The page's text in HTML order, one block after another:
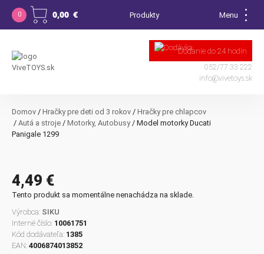
Dodanie do 24 hodín
052/77 33 222
info@vivetoys.sk
0 0,00 € Produkty
Domov / Hračky pre deti od 3 rokov / Hračky pre chlapcov
/ Autá a stroje / Motorky, Autobusy/ Model motorky Ducati
Panigale 1299
4,49 €
Tento produkt sa momentálne nenachádza na sklade.
Výrobca: SIKU
Interné číslo: 10061751
Kód dodávateľa: 1385
EAN: 4006874013852